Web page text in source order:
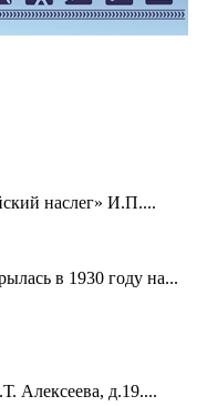
наслег» И.П....
в 1930 году на...
Алексеева, д.19....